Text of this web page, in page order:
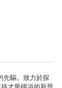
先驅。致力於探